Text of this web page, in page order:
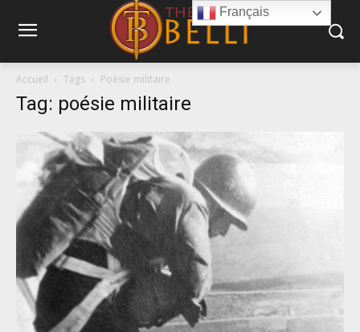
Accueil Tags Poésie militaire
Tag: poésie militaire
Français